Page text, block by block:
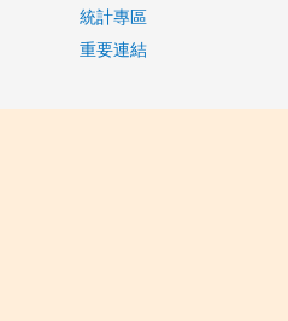
統計專區
重要連結